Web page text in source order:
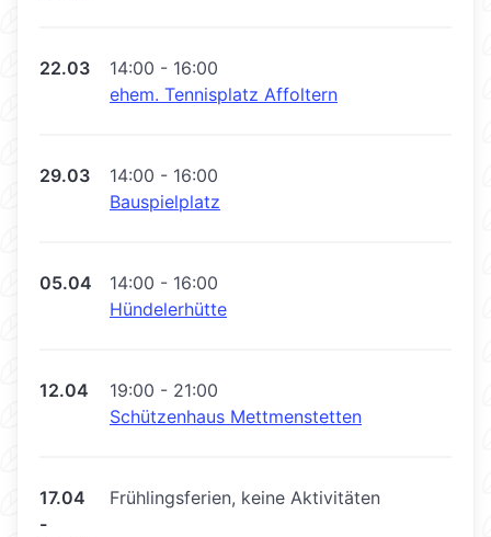
22.03
14:00 - 16:00
ehem. Tennisplatz Affoltern
29.03
14:00 - 16:00
Bauspielplatz
05.04
14:00 - 16:00
Hündelerhütte
12.04
19:00 - 21:00
Schützenhaus Mettmenstetten
17.04
-
Frühlingsferien, keine Aktivitäten